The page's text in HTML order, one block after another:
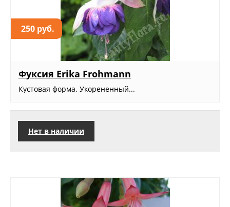
250 руб.
Фуксия Erika Frohmann
Кустовая форма. Укорененный...
Нет в наличии